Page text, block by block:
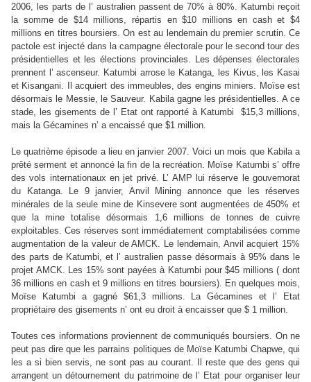
2006, les parts de l’ australien passent de 70% à 80%. Katumbi reçoit
la somme de $14 millions, répartis en $10 millions en cash et $4
millions en titres boursiers. On est au lendemain du premier scrutin. Ce
pactole est injecté dans la campagne électorale pour le second tour des
présidentielles et les élections provinciales. Les dépenses électorales
prennent l’ ascenseur. Katumbi arrose le Katanga, les Kivus, les Kasai
et Kisangani. Il acquiert des immeubles, des engins miniers. Moïse est
désormais le Messie, le Sauveur. Kabila gagne les présidentielles. A ce
stade, les gisements de l’ Etat ont rapporté à Katumbi $15,3 millions,
mais la Gécamines n’ a encaissé que $1 million.
Le quatrième épisode a lieu en janvier 2007. Voici un mois que Kabila a
prêté serment et annoncé la fin de la recréation. Moïse Katumbi s’ offre
des vols internationaux en jet privé. L’ AMP lui réserve le gouvernorat
du Katanga. Le 9 janvier, Anvil Mining annonce que les réserves
minérales de la seule mine de Kinsevere sont augmentées de 450% et
que la mine totalise désormais 1,6 millions de tonnes de cuivre
exploitables. Ces réserves sont immédiatement comptabilisées comme
augmentation de la valeur de AMCK. Le lendemain, Anvil acquiert 15%
des parts de Katumbi, et l’ australien passe désormais à 95% dans le
projet AMCK. Les 15% sont payées à Katumbi pour $45 millions ( dont
36 millions en cash et 9 millions en titres boursiers). En quelques mois,
Moïse Katumbi a gagné $61,3 millions. La Gécamines et l’ Etat
propriétaire des gisements n’ ont eu droit à encaisser que $ 1 million.
Toutes ces informations proviennent de communiqués boursiers. On ne
peut pas dire que les parrains politiques de Moïse Katumbi Chapwe, qui
les a si bien servis, ne sont pas au courant. Il reste que des gens qui
arrangent un détournement du patrimoine de l’ Etat pour organiser leur